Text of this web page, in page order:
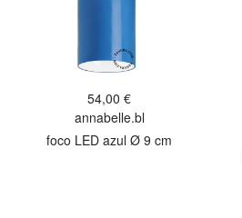
54,00 €
annabelle.bl
foco LED azul Ø 9 cm